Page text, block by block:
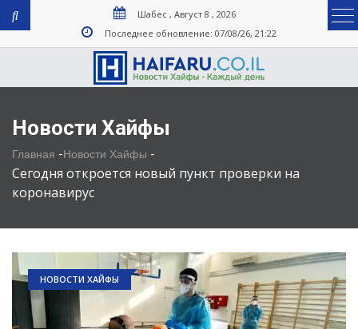
Шабес , Август 8 , 2026
Последнее обновление: 07/08/26, 21:22
Новости Хайфы
Главная -Новости Хайфы -
Сегодня откроется новый пункт проверки на
коронавирус
НОВОСТИ ХАЙФЫ